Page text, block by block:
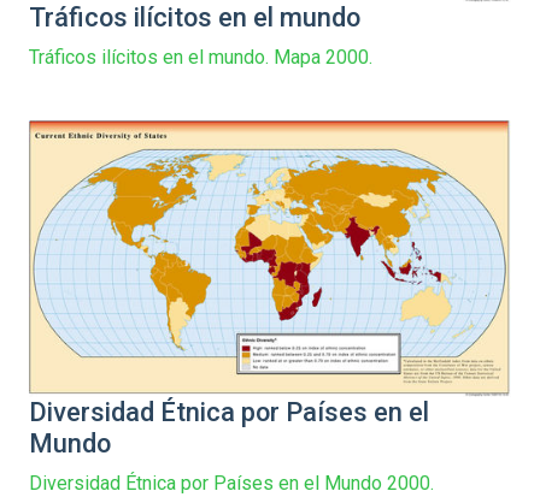
Tráficos ilícitos en el mundo
Tráficos ilícitos en el mundo. Mapa 2000.
Diversidad Étnica por Países en el
Mundo
Diversidad Étnica por Países en el Mundo 2000.